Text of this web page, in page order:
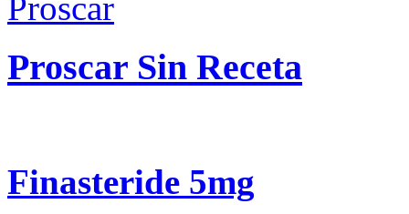
Proscar Sin Receta
Finasteride 5mg